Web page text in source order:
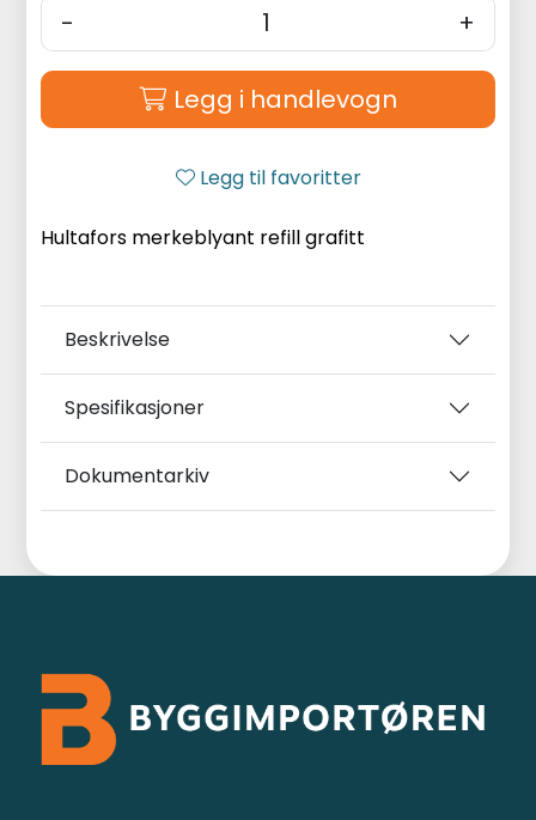
- +
Legg i handlevogn
Legg til favoritter
Hultafors merkeblyant refill grafitt
Beskrivelse
Spesifikasjoner
Dokumentarkiv